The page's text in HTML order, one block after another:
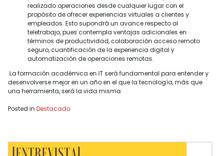
realizado operaciones desde cualquier lugar con el
propósito de ofrecer experiencias virtuales a clientes y
empleados. Esto supondrá un avance respecto al
teletrabajo, pues contempla ventajas adicionales en
términos de productividad, colaboración acceso remoto
seguro, cuantificación de la experiencia digital y
automatización de operaciones remotas.
La formación académica en IT será fundamental para entender y
desenvolverse mejor en un año en el que la tecnología, más que
una herramienta, será la vida misma.
Posted in Destacado